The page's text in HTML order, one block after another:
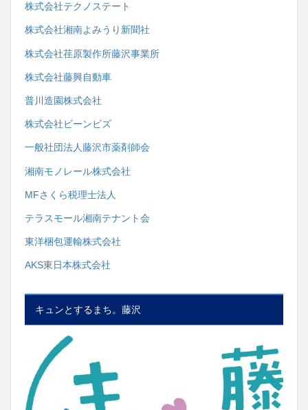
株式会社テクノステート
株式会社湘南よみうり新聞社
株式会社荏原製作所藤沢事業所
株式会社藤興自動車
普川造園株式会社
株式会社ビーンビズ
一般社団法人藤沢市薬剤師会
湘南モノレール株式会社
MFさくら税理士法人
テラスモール湘南テナント会
東洋梱包運輸株式会社
AKS東日本株式会社
キュンとするまち。藤沢